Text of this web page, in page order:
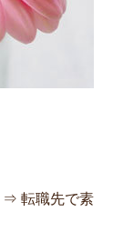
⇒ 転職先で素